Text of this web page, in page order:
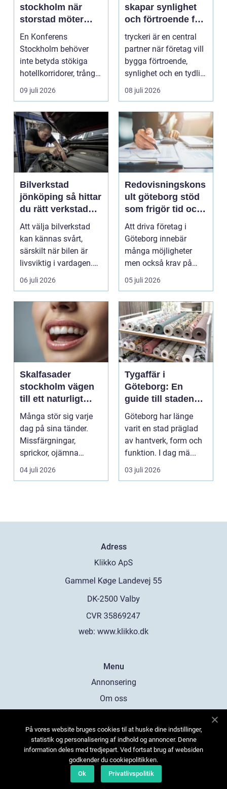
stockholm när
storstad möter
rofylld landsbygd
En Konferens
Stockholm behöver
inte betyda stökiga
hotellkorridorer, trånga
mötesrum och brus
från c...
09 juli 2026
skapar synlighet
och förtroende för
ditt företag
tryckeri är en central
partner när företag vill
bygga förtroende,
synlighet och en tydlig
profil i a...
08 juli 2026
Bilverkstad
jönköping så hittar
du rätt verkstad
för din bil
Att välja bilverkstad
kan kännas svårt,
särskilt när bilen är
livsviktig i vardagen.
För många biläg...
06 juli 2026
Redovisningskons
ult göteborg stöd
som frigör tid och
skapar kontroll
Att driva företag i
Göteborg innebär
många möjligheter
men också krav på
ordning i ekonomin.
För må...
05 juli 2026
Skalfasader
stockholm vägen
till ett naturligt
vackert leende
Många stör sig varje
dag på sina tänder.
Missfärgningar,
sprickor, ojämna
kanter eller en sned
tandr...
04 juli 2026
Tygaffär i
Göteborg: En
guide till stadens
textila möjligheter
Göteborg har länge
varit en stad präglad
av hantverk, form och
funktion. I dag mä...
03 juli 2026
Adress
web: www.klikko.dk
Menu
Annonsering
Om oss
Kontakta oss
Sitemap
På vores website bruges cookies til at huske dine indstillinger,
statistik og personalisering af indhold og annoncer. Denne
information deles med tredjepart. Ved fortsat brug af websiden
godkender du cookiepolitikken.
Ok
Privatlivspolitik